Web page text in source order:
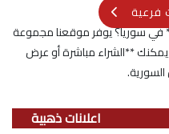
فرعية
سوريا؟ يوفر موقعنا مجموعة
**الشراء مباشرة أو عرض
اعلانات ذهبية